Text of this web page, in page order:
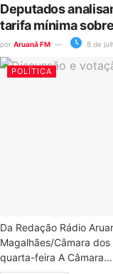
Deputados
tarifa mínima
por Aruanã FM 8 de
POLÍTICA
Da Redação Rádio
Magalhães/Câmara
quarta-feira A Câmara...